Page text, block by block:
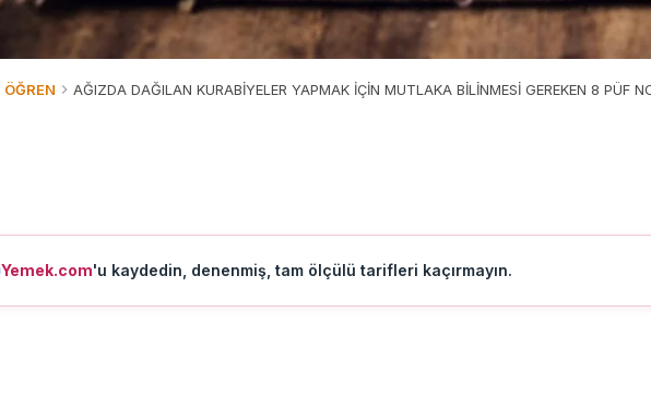
ÖĞREN AĞIZDA DAĞILAN KURABİYELER YAPMAK İÇİN MUTLAKA BİLİNMESİ GEREKEN 8 PÜF
Yemek.com'u kaydedin, denenmiş, tam ölçülü tarifleri kaçırmayın.